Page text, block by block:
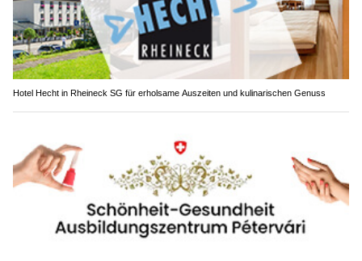
Hotel Hecht in Rheineck SG für erholsame Auszeiten und kulinarischen Genuss